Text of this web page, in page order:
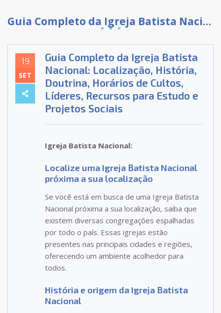
Guia Completo da Igreja Batista Nacional: Localização, História, Doutrina, Horários de Cultos, Líderes, Recursos para Estudo e Projetos Sociais
19
SET
Guia Completo da Igreja Batista
Nacional: Localização, História,
Doutrina, Horários de Cultos,
Líderes, Recursos para Estudo e
Projetos Sociais
Igreja Batista Nacional:
Localize uma Igreja Batista Nacional
próxima a sua localização
Se você está em busca de uma Igreja Batista
Nacional próxima a sua localização, saiba que
existem diversas congregações espalhadas
por todo o país. Essas igrejas estão
presentes nas principais cidades e regiões,
oferecendo um ambiente acolhedor para
todos.
História e origem da Igreja Batista
Nacional